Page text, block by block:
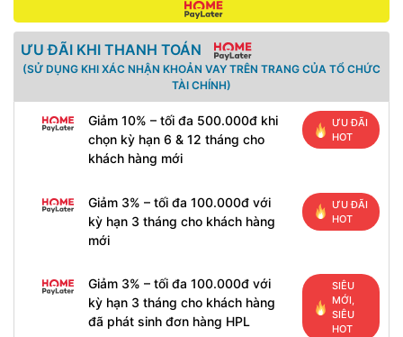
ƯU ĐÃI KHI THANH TOÁN
(SỬ DỤNG KHI XÁC NHẬN KHOẢN VAY TRÊN TRANG CỦA TỔ CHỨC
TÀI CHÍNH)
Giảm 10% – tối đa 500.000đ khi
chọn kỳ hạn 6 & 12 tháng cho
khách hàng mới
ƯU ĐÃI
HOT
Giảm 3% – tối đa 100.000đ với
kỳ hạn 3 tháng cho khách hàng
mới
ƯU ĐÃI
HOT
Giảm 3% – tối đa 100.000đ với
kỳ hạn 3 tháng cho khách hàng
đã phát sinh đơn hàng HPL
SIÊU
MỚI,
SIÊU
HOT